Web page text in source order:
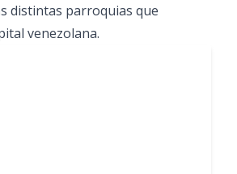
distintas parroquias que
venezolana.